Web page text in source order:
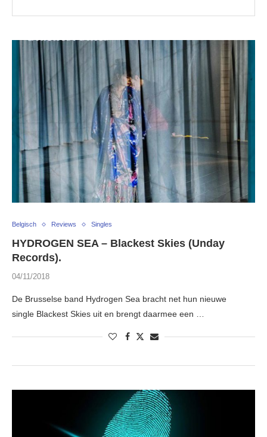
Belgisch Reviews Singles
HYDROGEN SEA – Blackest Skies (Unday
Records).
04/11/2018
De Brusselse band Hydrogen Sea bracht net hun nieuwe
single Blackest Skies uit en brengt daarmee een …